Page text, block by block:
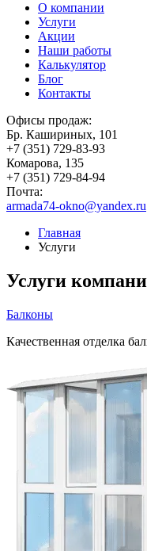
О компании
Услуги
Акции
Наши работы
Калькулятор
Блог
Контакты
Офисы продаж:
Бр. Кашириных, 101
+7 (351) 729-83-93
Комарова, 135
+7 (351) 729-84-94
Почта:
armada74-okno@yandex.ru
Главная
Услуги
Услуги
Балконы
Качественная отделка